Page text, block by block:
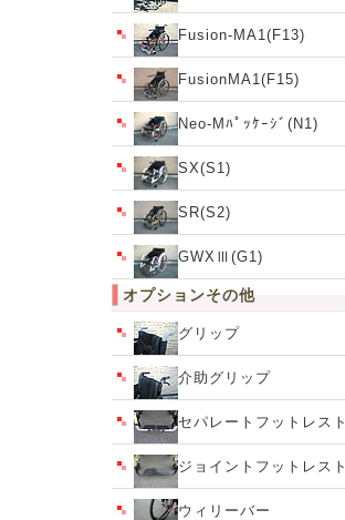
Fusion-MA1(F13)
FusionMA1(F15)
Neo-Mﾊﾟｯｹｰｼﾞ(N1)
SX(S1)
SR(S2)
GWXⅢ(G1)
オプションその他
グリップ
介助グリップ
セパレートフットレスト
ジョイントフットレスト
ウィリーバー